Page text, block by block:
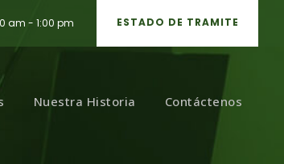
ESTADO DE TRAMITE
am - 1:00 pm
Nuestra Historia Contáctenos